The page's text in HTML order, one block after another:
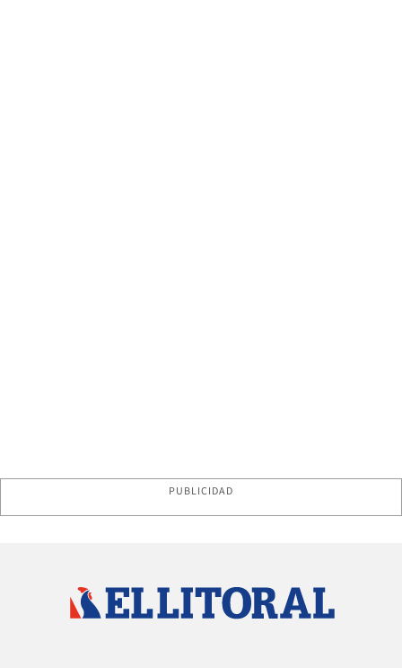
PUBLICIDAD